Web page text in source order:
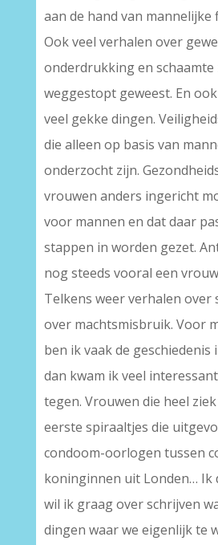
aan de hand van mannelijke
Ook veel verhalen over
onderdrukking en schaamte
weggestopt geweest. En
veel gekke dingen.
die alleen op basis van
onderzocht zijn.
vrouwen anders ingericht
voor mannen en dat daar
stappen in worden gezet.
nog steeds vooral een
Telkens weer verhalen over
over machtsmisbruik. Voor
ben ik vaak de geschiedenis
dan kwam ik veel
tegen. Vrouwen die heel
eerste spiraaltjes die
condoom-oorlogen tussen
koninginnen uit Londen… Ik
wil ik graag over schrijven
dingen waar we eigenlijk te